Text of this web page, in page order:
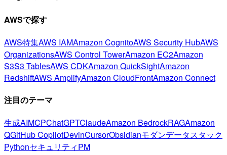
AWSで探す
AWS特集AWS IAMAmazon CognitoAWS Security HubAWS
OrganizationsAWS Control TowerAmazon EC2Amazon
S3S3 TablesAWS CDKAmazon QuickSightAmazon
RedshiftAWS AmplifyAmazon CloudFrontAmazon Connect
注目のテーマ
生成AIMCPChatGPTClaudeAmazon BedrockRAGAmazon
QGitHub CopilotDevinCursorObsidianモダンデータスタック
PythonセキュリティPM